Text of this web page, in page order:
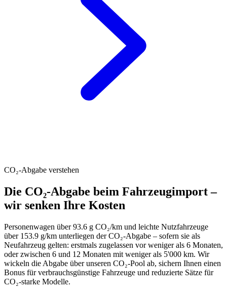
CO₂-Abgabe verstehen
Die CO₂-Abgabe beim Fahrzeugimport –
wir senken Ihre Kosten
Personenwagen über 93.6 g CO₂/km und leichte Nutzfahrzeuge
über 153.9 g/km unterliegen der CO₂-Abgabe – sofern sie als
Neufahrzeug gelten: erstmals zugelassen vor weniger als 6 Monaten,
oder zwischen 6 und 12 Monaten mit weniger als 5'000 km. Wir
wickeln die Abgabe über unseren CO₂-Pool ab, sichern Ihnen einen
Bonus für verbrauchsgünstige Fahrzeuge und reduzierte Sätze für
CO₂-starke Modelle.